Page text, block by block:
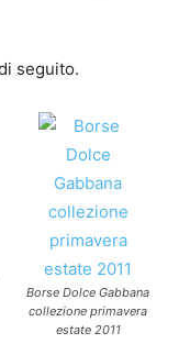
seguito.
Borse Dolce Gabbana
collezione primavera
estate 2011